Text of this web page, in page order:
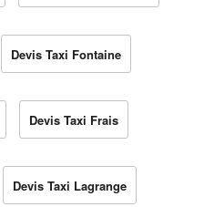
Devis Taxi Fontaine
Devis Taxi Frais
Devis Taxi Lagrange